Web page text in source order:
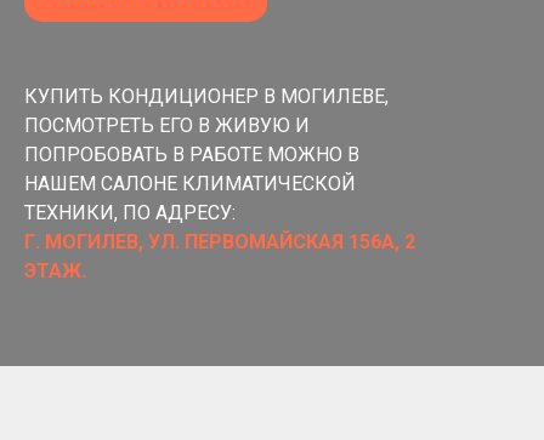
КУПИТЬ КОНДИЦИОНЕР В МОГИЛЕВЕ,
ПОСМОТРЕТЬ ЕГО В ЖИВУЮ И
ПОПРОБОВАТЬ В РАБОТЕ МОЖНО В
НАШЕМ САЛОНЕ КЛИМАТИЧЕСКОЙ
ТЕХНИКИ, ПО АДРЕСУ:
Г. МОГИЛЕВ, УЛ. ПЕРВОМАЙСКАЯ 156А, 2
ЭТАЖ.